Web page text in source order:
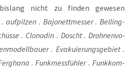
bis­lang nicht zu fin­den gewe­sen
. auf­pil­zen . Bajo­nett­mes­ser . Bel­ling­
. Clo­no­din . Doscht . Droh­nen­vo­
. Eva­ku­ie­rungs­ge­biet .
. Funk­mess­füh­ler . Funk­kom­